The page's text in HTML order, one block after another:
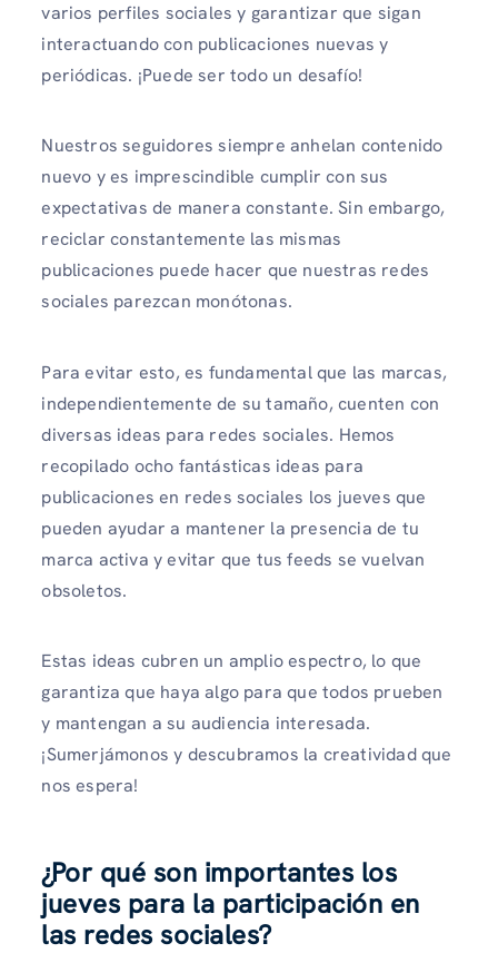
varios perfiles sociales y garantizar que sigan
interactuando con publicaciones nuevas y
periódicas. ¡Puede ser todo un desafío!
Nuestros seguidores siempre anhelan contenido
nuevo y es imprescindible cumplir con sus
expectativas de manera constante. Sin embargo,
reciclar constantemente las mismas
publicaciones puede hacer que nuestras redes
sociales parezcan monótonas.
Para evitar esto, es fundamental que las marcas,
independientemente de su tamaño, cuenten con
diversas ideas para redes sociales. Hemos
recopilado ocho fantásticas ideas para
publicaciones en redes sociales los jueves que
pueden ayudar a mantener la presencia de tu
marca activa y evitar que tus feeds se vuelvan
obsoletos.
Estas ideas cubren un amplio espectro, lo que
garantiza que haya algo para que todos prueben
y mantengan a su audiencia interesada.
¡Sumerjámonos y descubramos la creatividad que
nos espera!
¿Por qué son importantes los
jueves para la participación en
las redes sociales?